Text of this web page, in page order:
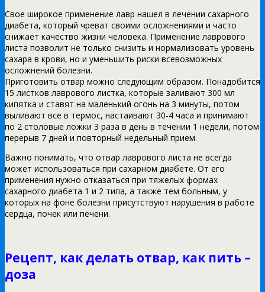
Свое широкое применение лавр нашел в лечении сахарного
диабета, который чреват своими осложнениями и часто
снижает качество жизни человека. Применение лаврового
листа позволит не только снизить и нормализовать уровень
сахара в крови, но и уменьшить риски всевозможных
осложнений болезни.
Приготовить отвар можно следующим образом. Понадобится
15 листков лаврового листка, которые заливают 300 мл
кипятка и ставят на маленький огонь на 3 минуты, потом
выливают все в термос, настаивают 30-4 часа и принимают
по 2 столовые ложки 3 раза в день в течении 1 недели, потом
перерыв 7 дней и повторный недельный прием.
Важно понимать, что отвар лаврового листа не всегда
может использоваться при сахарном диабете. От его
применения нужно отказаться при тяжелых формах
сахарного диабета 1 и 2 типа, а также тем больным, у
которых на фоне болезни присутствуют нарушения в работе
сердца, почек или печени.
Рецепт, как делать отвар, как пить –
доза